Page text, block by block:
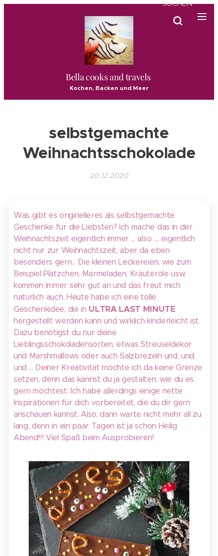
Bella cooks and travels
Kochen, Backen und Meer
SUCHEN
selbstgemachte
Weihnachtsschokolade
20.12.2020
Was gibt es originelleres als selbstgemachte
Geschenke für die Liebsten? Ich mache das in der
Weihnachtszeit eigentlich immer ... also .... eigentlich
nicht nur zur Weihnachtszeit, aber da eben
besonders gern... Die kleinen Leckereien, wie zum
Beispiel Plätzchen, Marmeladen, Kräuteröle usw.
kommen immer sehr gut an und das freut mich
natürlich auch. Heute habe ich eine tolle
Geschenkidee, die in ULTRA LAST MINUTE
hergestellt werden kann und wirklich kinderleicht ist.
Dazu benötigst du nur deine
Lieblingsschokoladensorten, etwas Streuseldekor
und Marshmallows oder auch Salzbrezeln und, und,
und ... Deiner Kreativität möchte ich da keine Grenze
setzen, denn das kannst du ja gestalten, wie du es
gern möchtest. Ich habe allerdings einige nette
Inspirationen für dich vorbereitet, die du dir gern
anschauen kannst. Also, dann warte nicht mehr all zu
lang, denn in ein paar Tagen ist ja schon Heilig
Abend!!! Viel Spaß beim Ausprobieren!